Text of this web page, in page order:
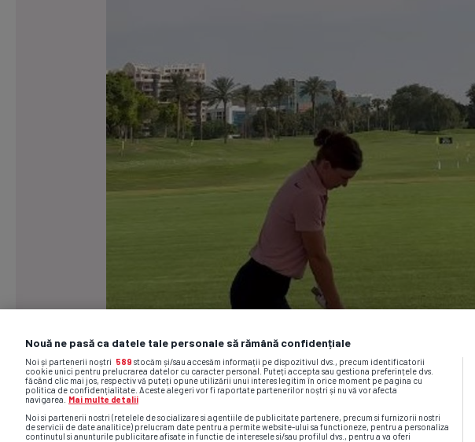
Nouă ne pasă ca datele tale personale să rămână confidențiale
Noi și partenerii noștri 589 stocăm și/sau accesăm informații pe dispozitivul dvs., precum identificatorii
cookie unici pentru prelucrarea datelor cu caracter personal. Puteți accepta sau gestiona preferințele dvs.
făcând clic mai jos, respectiv vă puteți opune utilizării unui interes legitim în orice moment pe pagina cu
politica de confidențialitate. Aceste alegeri vor fi raportate partenerilor noștri și nu vă vor afecta
navigarea.
Mai multe detalii
Noi si partenerii nostri (retelele de socializare si agentiile de publicitate partenere, precum si furnizorii nostri
de servicii de date analitice) prelucram date pentru a permite website-ului sa functioneze, pentru a personaliza
continutul si anunturile publicitare afisate in functie de interesele si/sau profilul dvs., pentru a va oferi